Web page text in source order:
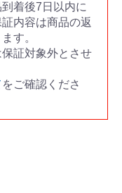
着後7日以内に
内容は商品の返
す。
証対象外とさせ
をご確認くださ